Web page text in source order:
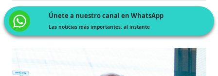
Únete a nuestro canal en WhatsApp
Las noticias más importantes, al instante